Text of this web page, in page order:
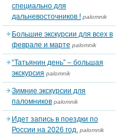
специально для
дальневосточников ! palomnik
Большие экскурсии для всех в
феврале и марте palomnik
“Татьянин день” – большая
экскурсия palomnik
Зимние экскурсии для
паломников palomnik
Идет запись в поездки по
России на 2026 год. palomnik